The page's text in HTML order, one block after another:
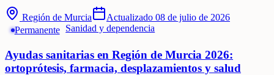
Región de Murcia Actualizado 08 de julio de 2026
Permanente
Sanidad y dependencia
Ayudas sanitarias en Región de Murcia 2026:
ortoprótesis, farmacia, desplazamientos y salud